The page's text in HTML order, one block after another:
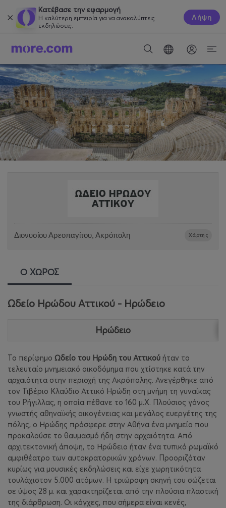
Κατέβασε την εφαρμογή
Η καλύτερη εμπειρία για να ανακαλύπτεις
εκδηλώσεις.
Λήψη
Διονυσίου Αρεοπαγίτου, Ακρόπολη Χάρτης
Ο ΧΩΡΟΣ
Ωδείο Ηρώδου Αττικού - Ηρώδειο
Ηρώδειο
Το περίφημο Ωδείο του Ηρώδη του Αττικού ήταν το
τελευταίο μνημειακό οικοδόμημα που χτίστηκε κατά την
αρχαιότητα στην περιοχή της Ακρόπολης. Ανεγέρθηκε από
τον Τιβέριο Κλαύδιο Αττικό Ηρώδη στη μνήμη τη γυναίκας
του Ρήγιλλας, η οποία πέθανε το 160 μ.Χ. Πλούσιος γόνος
γνωστής αθηναϊκής οικογένειας και μεγάλος ευεργέτης της
πόλης, ο Ηρώδης πρόσφερε στην Αθήνα ένα μνημείο που
προκαλούσε το θαυμασμό ήδη στην αρχαιότητα. Από
αρχιτεκτονική άποψη, το Ηρώδειο ήταν ένα τυπικό ρωμαϊκό
αμφιθέατρο των αυτοκρατορικών χρόνων. Προοριζόταν
κυρίως για μουσικές εκδηλώσεις και είχε χωρητικότητα
τουλάχιστον 5.000 ατόμων. Η τριώροφη σκηνή του σώζεται
σε ύψος 28 μ. και χαρακτηρίζεται από την πλούσια πλαστική
της διάρθρωση. Οι κόγχες, που σήμερα είναι κενές,